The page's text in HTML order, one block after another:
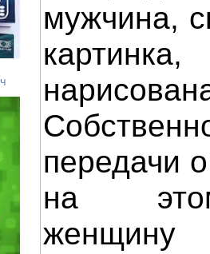
мужчина,
передачи
на